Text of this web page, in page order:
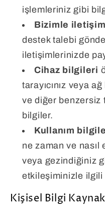
işlemleriniz gibi
Bizimle
destek talebi
iletişimlerinizde
Cihaz bilgileri
tarayıcınız veya
ve diğer benzersiz
bilgiler.
Kullanım
ne zaman ve
veya gezindiğiniz
etkileşiminizle ilgili
Kişisel Bilgi